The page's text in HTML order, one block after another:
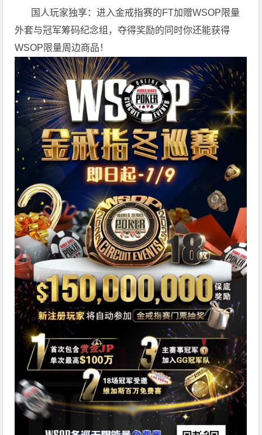
国人玩家独享：进入金戒指赛的FT加赠WSOP限量
外套与冠军筹码纪念组，夺得奖励的同时你还能获得
WSOP限量周边商品！